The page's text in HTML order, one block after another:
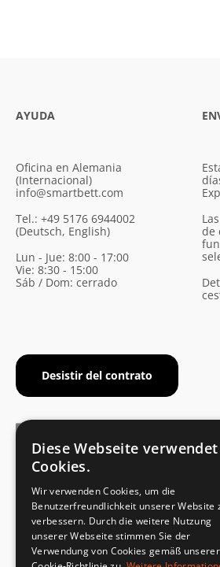
AYUDA
Oficina en Alemania
(Internacional)
info@smartbett.com
Tel.: +49 5176 6944002
(Deutsch, English)
Lun - Jue: 8:00 - 17:00
Vie: 8:30 - 15:00
Sáb / Dom: cerrado
Desistir del contrato
de
Cumplimiento de la norma de
DEVOLUCIONES RÁPIDAS Y SENCILLAS
Servicio de devoluciones
Diese Webseite verwendet
Cookies.
Wir verwenden Cookies, um die
Benutzerfreundlichkeit unserer Website
verbessern. Durch die weitere Nutzung
unserer Webseite stimmen Sie der
Verwendung von Cookies gemäß unserer